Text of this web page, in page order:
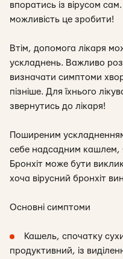
впоратись із вірусом
можливість це зробити!
Втім, допомога лікаря
ускладнень. Важливо
визначати симптоми
пізніше. Для їхнього
звернутись до лікаря!
Поширеним
себе надсадним кашлем,
Бронхіт може бути
хоча вірусний бронхіт
Основні симптоми
Кашель, спочатку
продуктивний, із